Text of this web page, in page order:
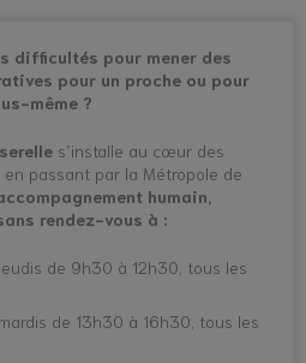
difficultés pour mener des
pour un proche ou pour
même ?
s’installe au cœur des
passant par la Métropole de
humain,
rendez-vous à :
de 9h30 à 12h30, tous les
de 13h30 à 16h30, tous les